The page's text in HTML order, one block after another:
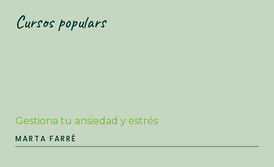
Cursos populars
Gestiona tu ansiedad y estrés
MARTA FARRÉ